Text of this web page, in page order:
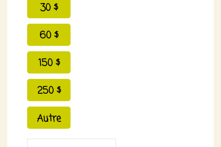
30 $
60 $
150 $
250 $
Autre